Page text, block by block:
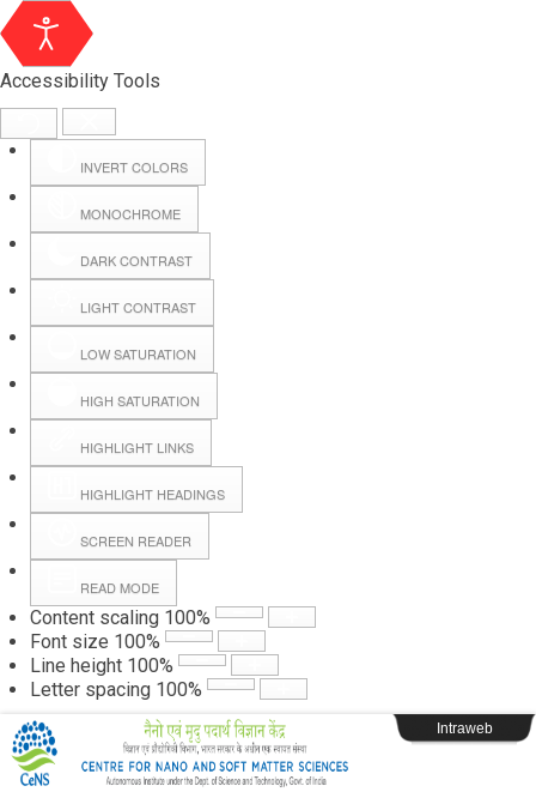
Accessibility Tools
INVERT COLORS
MONOCHROME
DARK CONTRAST
LIGHT CONTRAST
LOW SATURATION
HIGH SATURATION
HIGHLIGHT LINKS
HIGHLIGHT HEADINGS
SCREEN READER
READ MODE
Content scaling 100%
Font size 100%
Line height 100%
Letter spacing 100%
Hall Booking
Forms
Webpage Login
Intraweb